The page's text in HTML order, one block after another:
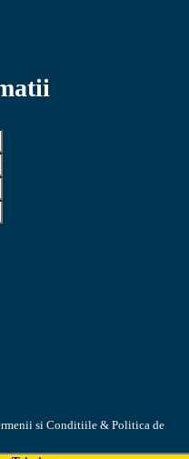
si Conditiile & Politica de